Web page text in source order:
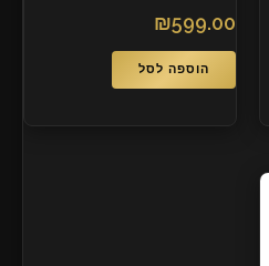
₪599.00
הוספה לסל